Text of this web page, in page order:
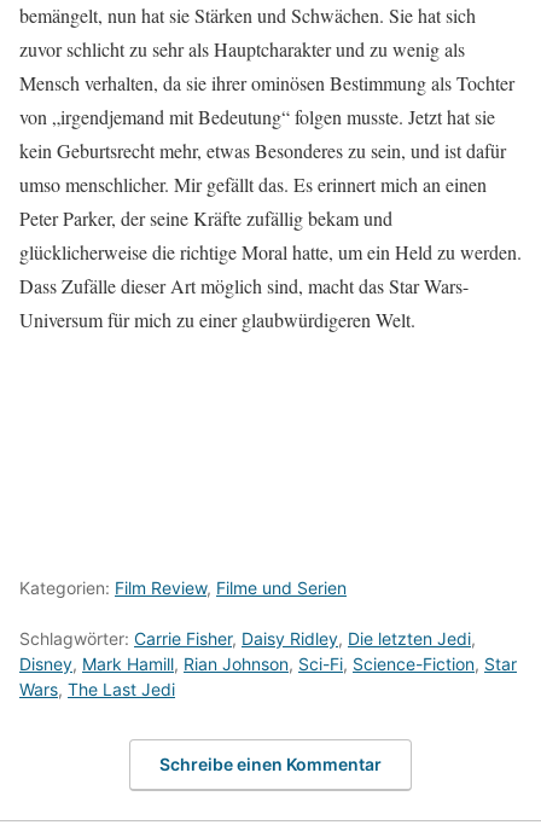
bemängelt, nun hat sie Stärken und Schwächen. Sie hat sich
zuvor schlicht zu sehr als Hauptcharakter und zu wenig als
Mensch verhalten, da sie ihrer ominösen Bestimmung als Tochter
von „irgendjemand mit Bedeutung“ folgen musste. Jetzt hat sie
kein Geburtsrecht mehr, etwas Besonderes zu sein, und ist dafür
umso menschlicher. Mir gefällt das. Es erinnert mich an einen
Peter Parker, der seine Kräfte zufällig bekam und
glücklicherweise die richtige Moral hatte, um ein Held zu werden.
Dass Zufälle dieser Art möglich sind, macht das Star Wars-
Universum für mich zu einer glaubwürdigeren Welt.
Kategorien: Film Review, Filme und Serien
Schlagwörter: Carrie Fisher, Daisy Ridley, Die letzten Jedi,
Disney, Mark Hamill, Rian Johnson, Sci-Fi, Science-Fiction, Star
Wars, The Last Jedi
Schreibe einen Kommentar